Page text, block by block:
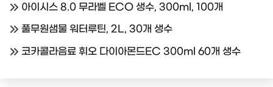
아이시스 8.0 무라벨 ECO 생수, 300ml, 100개
풀무원샘물 워터루틴, 2L, 30개 생수
코카콜라음료 휘오 다이아몬드EC 300ml 60개 생수